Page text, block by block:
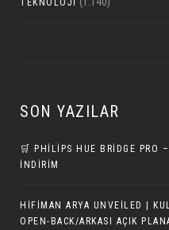
SON YAZILAR
🛒 PHILIPS HUE BRIDGE PRO
İNDIRIM
HIFIMAN ARYA UNVEILED |
OPEN-BACK/ARKASI AÇIK